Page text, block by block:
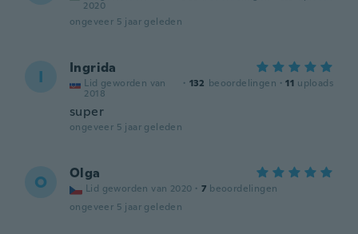
2020
ongeveer 5 jaar geleden
I Ingrida
Lid geworden van
2018
· 132 beoordelingen · 11 uploads
super
ongeveer 5 jaar geleden
O Olga
Lid geworden van 2020 · 7 beoordelingen
ongeveer 5 jaar geleden